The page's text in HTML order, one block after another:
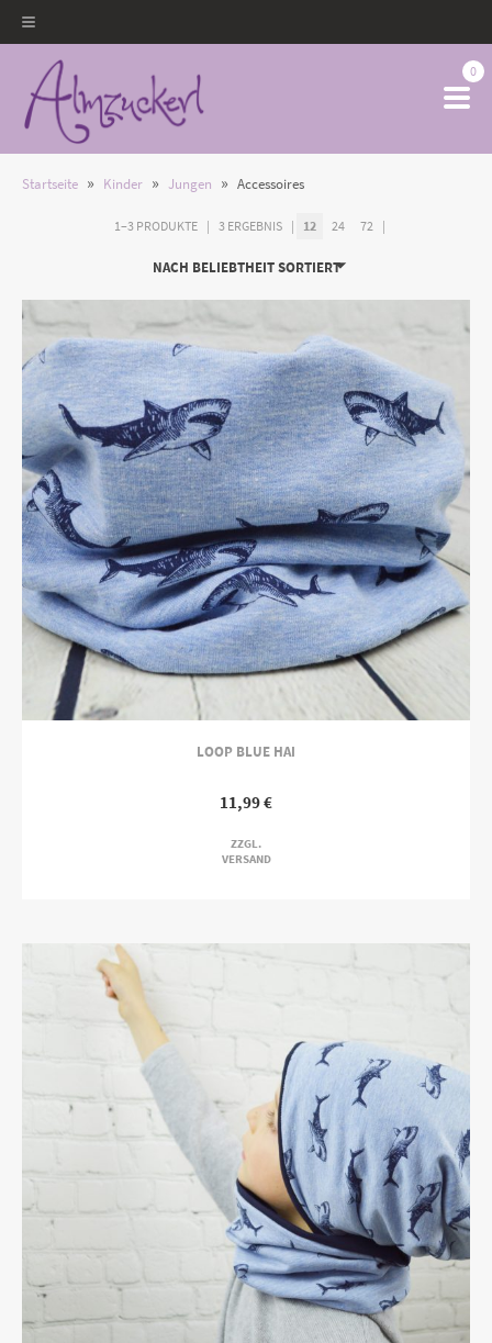
0
Startseite » Kinder » Jungen » Accessoires
1–3 PRODUKTE 3 ERGEBNIS 12 24 72
NACH BELIEBTHEIT SORTIERT
LOOP BLUE HAI
11,99€
ZZGL.
VERSAND